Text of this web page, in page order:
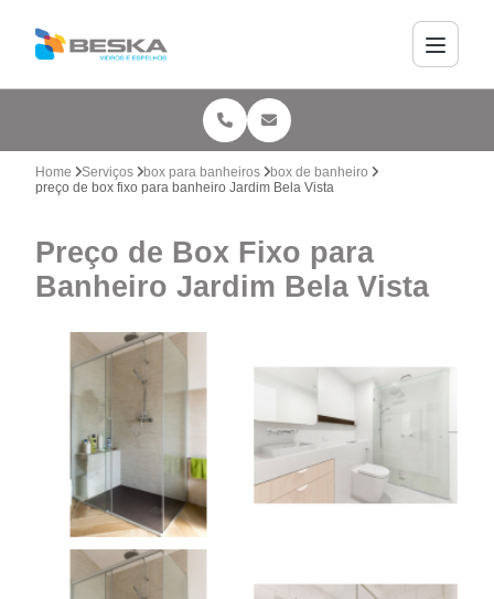
Home Serviços box para banheiros
box de banheiro
preço de box fixo para banheiro Jardim Bela Vista
Preço de Box Fixo para
Banheiro Jardim Bela Vista